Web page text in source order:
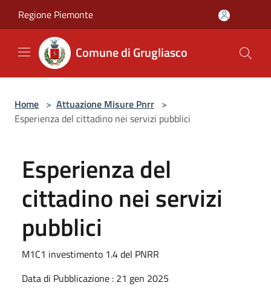
Regione Piemonte
Comune di Grugliasco
Home > Attuazione Misure Pnrr >
Esperienza del cittadino nei servizi pubblici
Esperienza del
cittadino nei servizi
pubblici
M1C1 investimento 1.4 del PNRR
Data di Pubblicazione : 21 gen 2025